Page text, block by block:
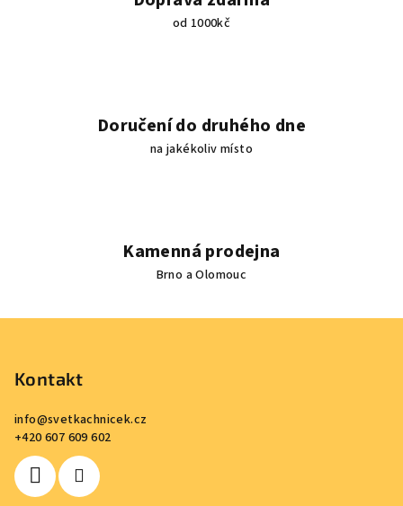
s
u
od 1000kč
Doručení do druhého dne
na jakékoliv místo
Kamenná prodejna
Brno a Olomouc
Kontakt
info@svetkachnicek.cz
+420 607 609 602